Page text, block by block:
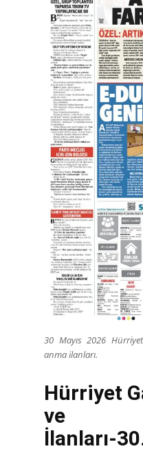
30 Mayıs 2026
anma ilanları.
Hürriyet
ve
İlanları-